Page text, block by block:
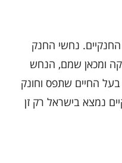
נחשי החנק
ומכאן שמם, הנחש
בעל החיים שתפס וחונק
נמצא בישראל רק זן